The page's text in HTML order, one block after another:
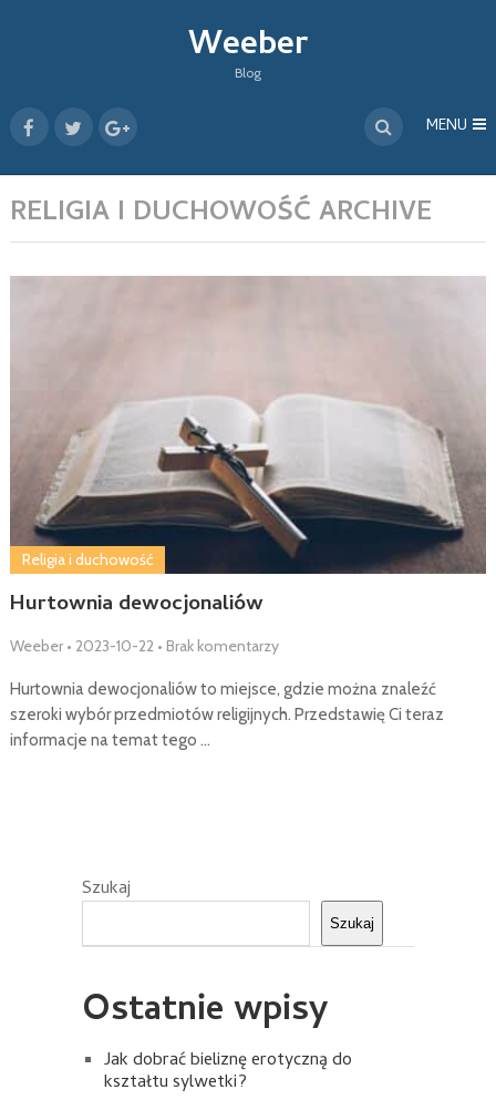
Weeber
Blog
MENU
RELIGIA I DUCHOWOŚĆ ARCHIVE
Hurtownia dewocjonaliów
Religia i duchowość
Weeber • 2023-10-22• Brak komentarzy
Hurtownia dewocjonaliów to miejsce, gdzie można znaleźć
szeroki wybór przedmiotów religijnych. Przedstawię Ci teraz
informacje na temat tego …
Szukaj
Szukaj
Ostatnie wpisy
Jak dobrać bieliznę erotyczną do
kształtu sylwetki?